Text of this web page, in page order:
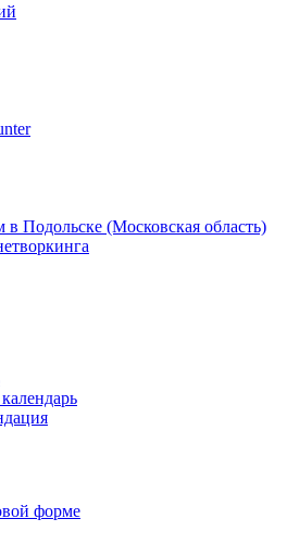
Подольске (Московская область)
форме